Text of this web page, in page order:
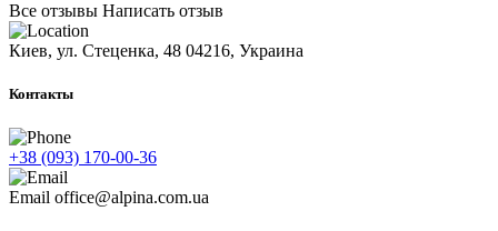
Все отзывы Написать отзыв
Киев, ул. Стеценка, 48 04216, Украина
Контакты
+38 (093) 170-00-36
Email office@alpina.com.ua